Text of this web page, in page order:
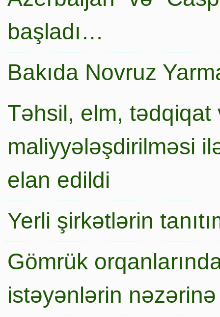
başladı…
Bakıda Novruz
Təhsil, elm,
maliyyələşdirilməsi
elan edildi
Yerli şirkətlərin
Gömrük
istəyənlərin nəzərinə